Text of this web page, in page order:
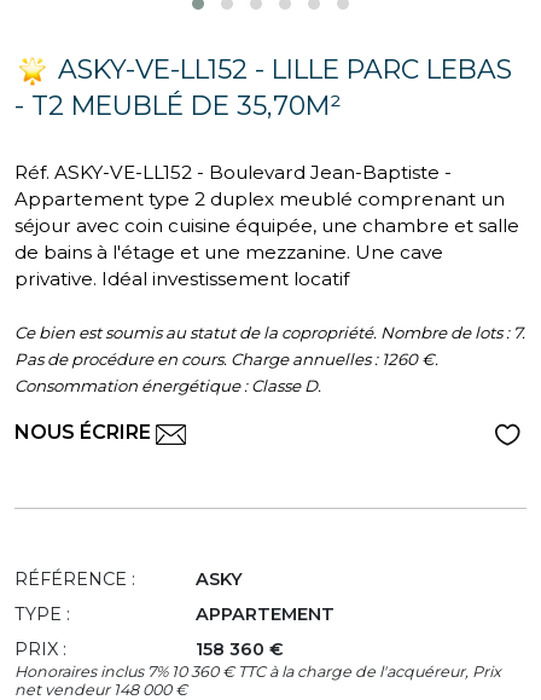
ASKY-VE-LL152 - LILLE PARC LEBAS
- T2 MEUBLÉ DE 35,70M²
Réf. ASKY-VE-LL152 - Boulevard Jean-Baptiste -
Appartement type 2 duplex meublé comprenant un
séjour avec coin cuisine équipée, une chambre et salle
de bains à l'étage et une mezzanine. Une cave
privative. Idéal investissement locatif
Ce bien est soumis au statut de la copropriété. Nombre de lots : 7.
Pas de procédure en cours. Charge annuelles : 1260 €.
Consommation énergétique : Classe D.
NOUS ÉCRIRE
RÉFÉRENCE :
ASKY
TYPE :
APPARTEMENT
PRIX :
158 360 €
Honoraires inclus 7% 10 360 € TTC à la charge de l'acquéreur, Prix
net vendeur 148 000 €